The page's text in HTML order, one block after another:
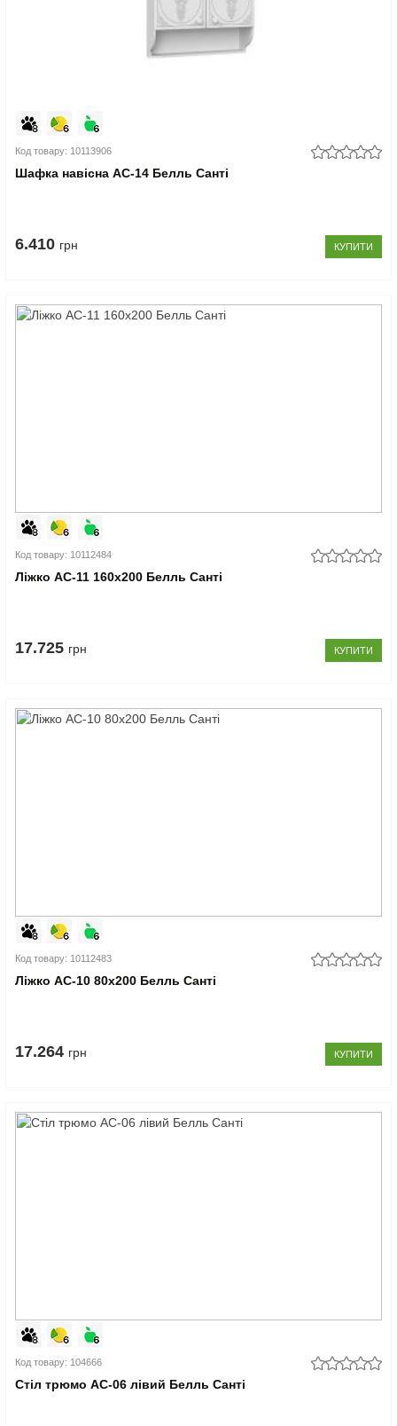
Код товару: 10113906
Шафка навісна АС-14 Белль Санті
6.410 грн КУПИТИ
Код товару: 10112484
Ліжко АС-11 160x200 Белль Санті
17.725 грн КУПИТИ
Код товару: 10112483
Ліжко АС-10 80x200 Белль Санті
17.264 грн КУПИТИ
Код товару: 104666
Стіл трюмо АС-06 лівий Белль Санті